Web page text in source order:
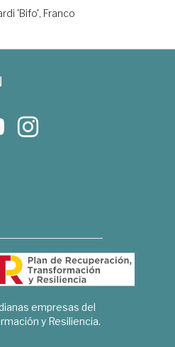
'Bifo', Franco
empresas del
y Resiliencia.